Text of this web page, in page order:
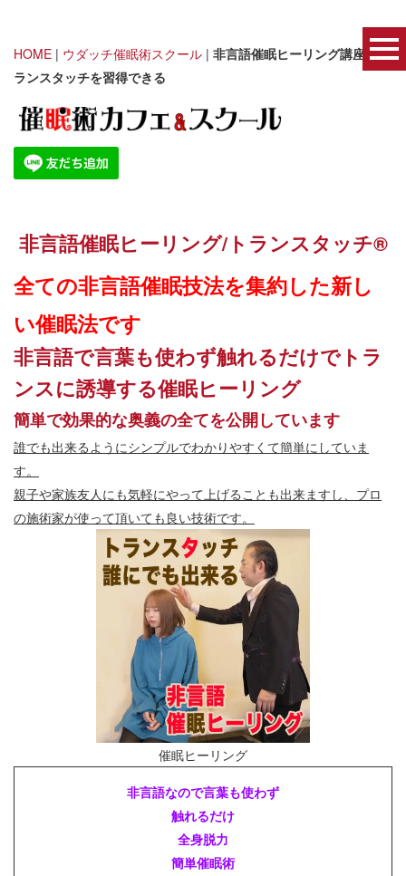
HOME | ウダッチ催眠術スクール | 非言語催眠ヒーリング講座｜ト
ランスタッチを習得できる
非言語催眠ヒーリング/トランスタッチ®️
全ての非言語催眠技法を集約した新し
い催眠法です
非言語で言葉も使わず触れるだけでトラ
ンスに誘導する催眠ヒーリング
簡単で効果的な奥義の全てを公開しています
誰でも出来るようにシンプルでわかりやすくて簡単にしていま
す。
親子や家族友人にも気軽にやって上げることも出来ますし、プロ
の施術家が使って頂いても良い技術です。
催眠ヒーリング
非言語なので言葉も使わず
触れるだけ
全身脱力
簡単催眠術